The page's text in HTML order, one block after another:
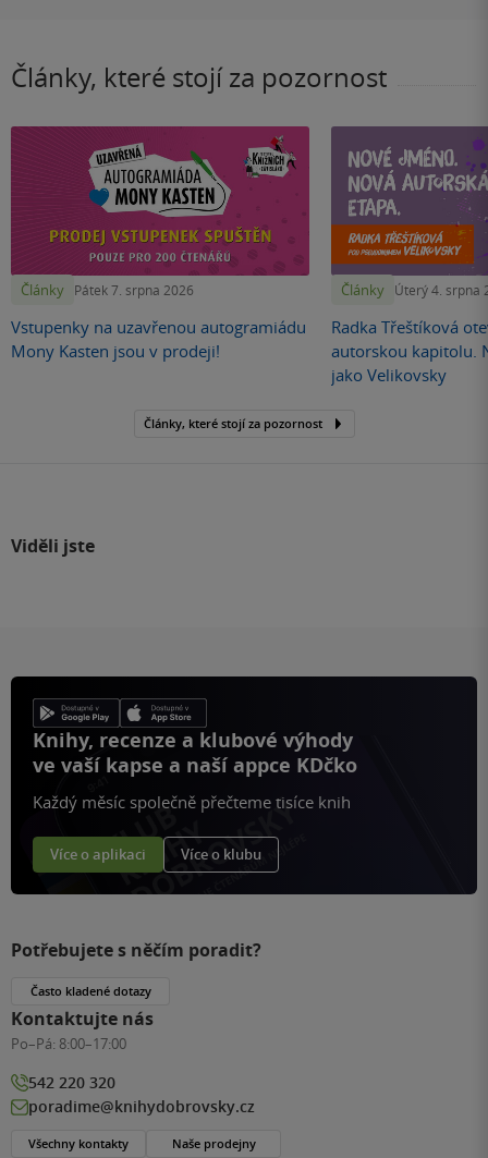
Články, které stojí za pozornost
Články Pátek 7. srpna 2026
Vstupenky na uzavřenou autogramiádu
Mony Kasten jsou v prodeji!
Články Úterý 4. srpna
Radka Třeštíková
autorskou kapitolu.
jako Velikovsky
Články, které stojí za pozornost
Viděli jste
Knihy, recenze a klubové výhody
ve vaší kapse a naší appce KDčko
Každý měsíc společně přečteme tisíce knih
Více o aplikaci Více o klubu
Potřebujete s něčím poradit?
Často kladené dotazy
Kontaktujte nás
Po–Pá: 8:00–17:00
542 220 320
poradime@knihydobrovsky.cz
Všechny kontakty Naše prodejny